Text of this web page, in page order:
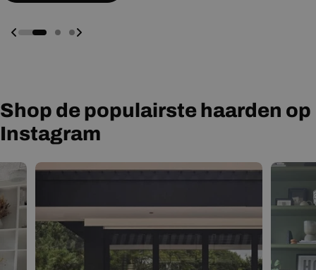
Shop de populairste haarden op
Instagram